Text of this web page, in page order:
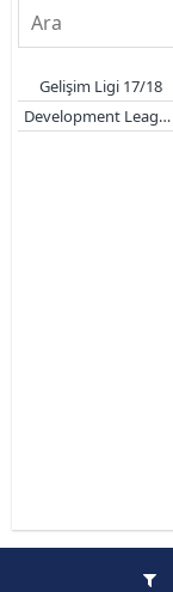
Gelişim Ligi 17/18
Development League 14/15